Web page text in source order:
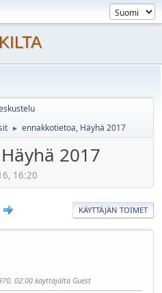
► ennakkotietoa, Häyhä 2017
2017
16:20
KÄYTTÄJÄN TOIMET
02:00 käyttäjältä Guest